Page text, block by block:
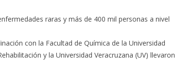
raras y más de 400 mil personas a nivel
con la Facultad de Química de la Universidad
y la Universidad Veracruzana (UV) llevaron